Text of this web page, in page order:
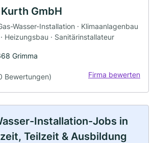
GmbH
Wasser-Installation · Klimaanlagenbau
Heizungsbau · Sanitärinstallateur
Grimma
Bewertungen) Firma bewerten
Installation-Jobs in
Teilzeit & Ausbildung